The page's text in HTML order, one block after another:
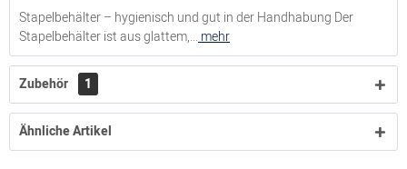
Stapelbehälter – hygienisch und gut in der Handhabung Der
Stapelbehälter ist aus glattem,... mehr
Zubehör 1
Ähnliche Artikel